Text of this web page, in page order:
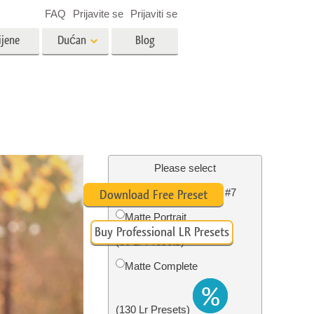
Obnova fotografija
Dućan Blog
FAQ Prijavite se Prijaviti se
Please select
Lightroom Fall Preset #7
Matte Portrait
(30 Lr Presets)
Matte Complete
(130 Lr Presets)
Download Free Preset
Buy Professional LR Presets